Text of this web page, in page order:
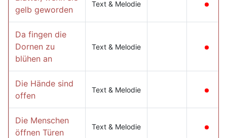
gelb geworden
Text & Melodie
Da fingen die
Dornen zu
blühen an
Text & Melodie
Die Hände sind
offen
Text & Melodie
Die Menschen
öffnen Türen
Text & Melodie